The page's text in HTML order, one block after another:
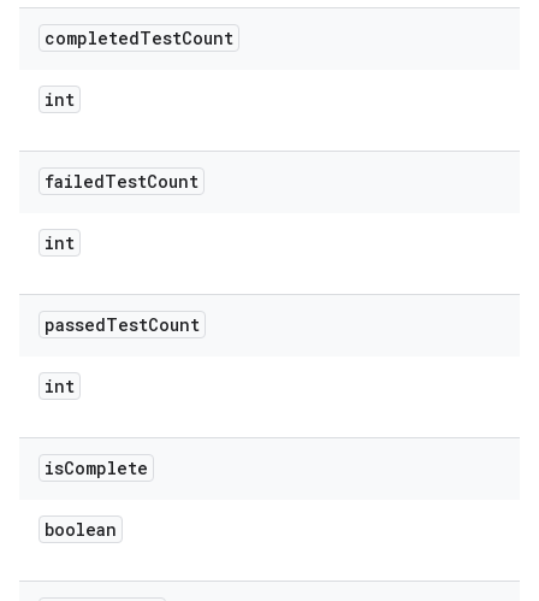
completedTestCount
int
failedTestCount
int
passedTestCount
int
isComplete
boolean